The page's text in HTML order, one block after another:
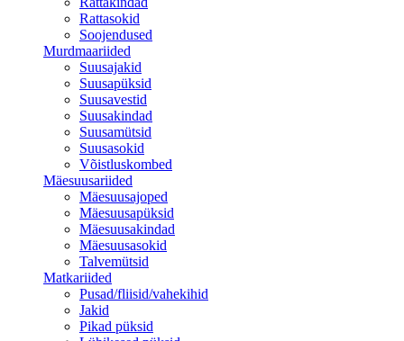
Rattasokid
Soojendused
Murdmaariided
Suusajakid
Suusapüksid
Suusavestid
Suusakindad
Suusamütsid
Suusasokid
Võistluskombed
Mäesuusariided
Mäesuusajoped
Mäesuusapüksid
Mäesuusakindad
Mäesuusasokid
Talvemütsid
Matkariided
Pusad/fliisid/vahekihid
Jakid
Pikad püksid